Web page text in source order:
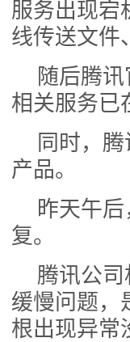
服务出现宕
线传送文件
随后腾
相关服务已
同时，
产品。
昨天午
复。
腾讯公
缓慢问题，
根出现异常